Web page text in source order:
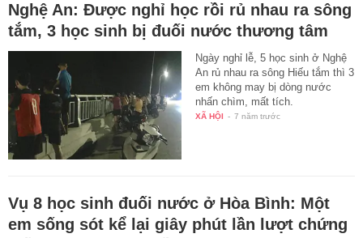
Nghệ An: Được nghỉ học rồi rủ nhau ra sông
tắm, 3 học sinh bị đuối nước thương tâm
Ngày nghỉ lễ, 5 học sinh ở Nghệ
An rủ nhau ra sông Hiếu tắm thì 3
em không may bị dòng nước
nhấn chìm, mất tích.
XÃ HỘI - 7 năm trước
Vụ 8 học sinh đuối nước ở Hòa Bình: Một
em sống sót kể lại giây phút lần lượt chứng